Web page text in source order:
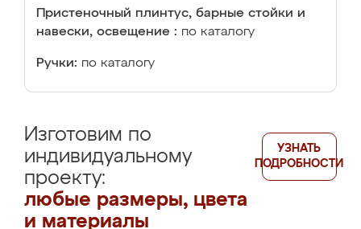
Пристеночный плинтус, барные стойки и
навески, освещение : по каталогу
Ручки: по каталогу
Изготовим по
индивидуальному
проекту:
любые размеры, цвета
и материалы
УЗНАТЬ
ПОДРОБНОСТИ